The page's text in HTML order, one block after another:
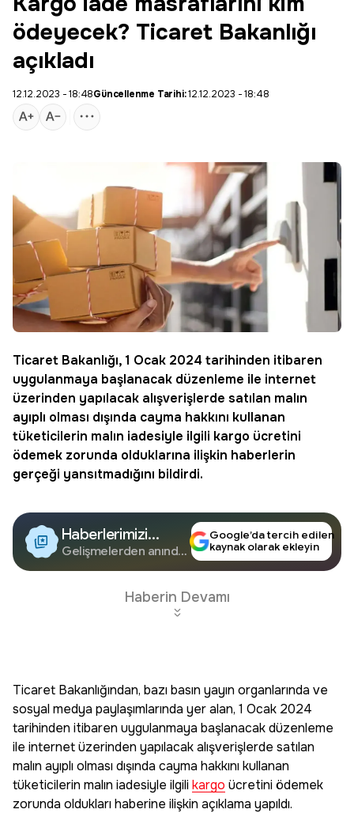
ödeyecek? Ticaret Bakanlığı
açıkladı
12.12.2023 - 18:48Güncellenme Tarihi:12.12.2023 - 18:48
Ticaret Bakanlığı, 1 Ocak 2024 tarihinden itibaren
uygulanmaya başlanacak düzenleme ile internet
üzerinden yapılacak alışverişlerde satılan malın
ayıplı olması dışında cayma hakkını kullanan
tüketicilerin malın iadesiyle ilgili kargo ücretini
ödemek zorunda olduklarına ilişkin haberlerin
gerçeği yansıtmadığını bildirdi.
Haberlerimizi
Google'da Takip
Edin
Gelişmelerden anında
Google’da tercih edilen
kaynak olarak ekleyin
Haberin Devamı
Ticaret Bakanlığından, bazı basın yayın organlarında ve
sosyal medya paylaşımlarında yer alan, 1 Ocak 2024
tarihinden itibaren uygulanmaya başlanacak düzenleme
ile internet üzerinden yapılacak alışverişlerde satılan
malın ayıplı olması dışında cayma hakkını kullanan
tüketicilerin malın iadesiyle ilgilikargo ücretini ödemek
zorunda oldukları haberine ilişkin açıklama yapıldı.